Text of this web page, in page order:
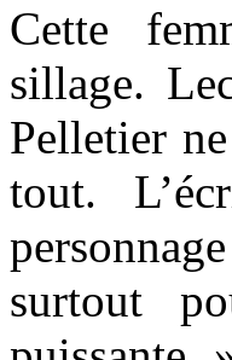
Cette
sillage.
Pelletier
tout.
surtout